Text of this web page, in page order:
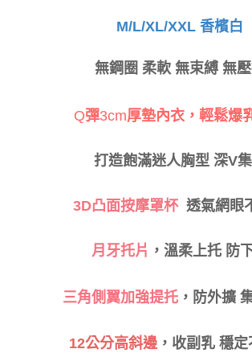
https://aftee.tw/terms/#terms3
３．未成年的使用者請事先徵得法定代理人或監護人之
４．使用「AFTEE先享後付」時，將依據個別帳號之
請求用戶進行身份認證。
５．嚴禁一人註冊多個帳號或使用他人資訊註冊。若發
每筆NT$80，滿NT$999(含以上)免運費
M/L/XL/XXL 香檳白
無鋼圈 柔軟 無束縛 無
Q彈3cm厚墊內衣，輕鬆爆
打造飽滿迷人胸型 深V
3D凸面按摩罩杯 透氣網眼
月牙托片 ， 溫柔上托 防
三角側翼加強提托，防外擴
12公分高斜邊，收副乳 穩定